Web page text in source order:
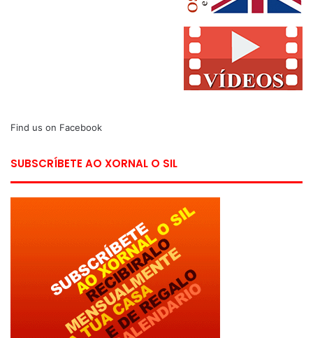
Find us on Facebook
SUBSCRÍBETE AO XORNAL O SIL